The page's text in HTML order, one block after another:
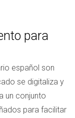
para
español son
se digitaliza y
un conjunto
para facilitar